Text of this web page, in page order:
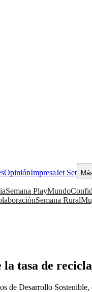
OpiniónImpresaJet Set
Semana PlayMundo
Semana Rural
tasa de
de Desarrollo